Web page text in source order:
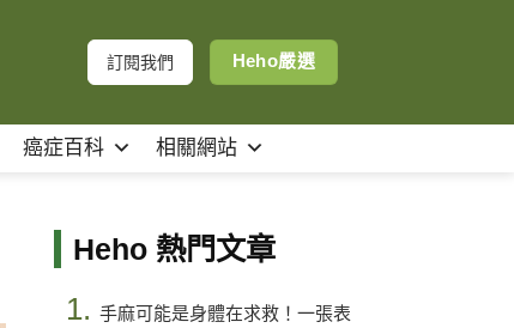
訂閱我們 Heho嚴選
癌症百科 相關網站
Heho 熱門文章
1. 手麻可能是身體在求救！一張表